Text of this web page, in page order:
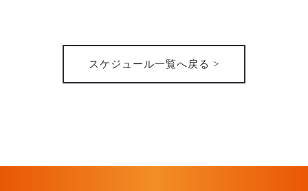
スケジュール一覧へ戻る >